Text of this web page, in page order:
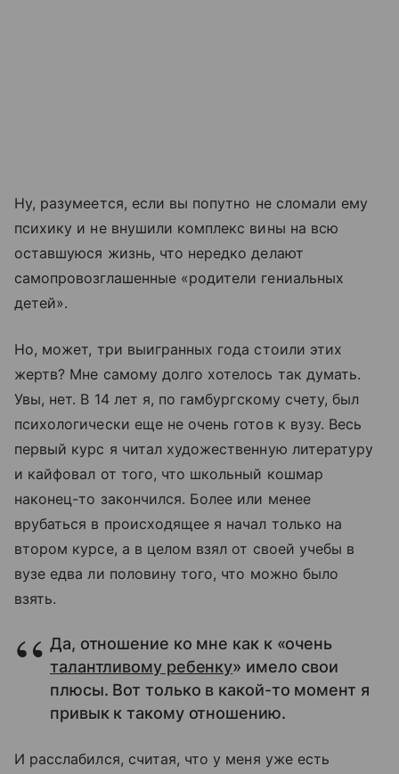
Ну, разумеется, если вы попутно не сломали ему
психику и не внушили комплекс вины на всю
оставшуюся жизнь, что нередко делают
самопровозглашенные «родители гениальных
детей».
Но, может, три выигранных года стоили этих
жертв? Мне самому долго хотелось так думать.
Увы, нет. В 14 лет я, по гамбургскому счету, был
психологически еще не очень готов к вузу. Весь
первый курс я читал художественную литературу
и кайфовал от того, что школьный кошмар
наконец-то закончился. Более или менее
врубаться в происходящее я начал только на
втором курсе, а в целом взял от своей учебы в
вузе едва ли половину того, что можно было
взять.
Да, отношение ко мне как к «очень
талантливому ребенку» имело свои
плюсы. Вот только в какой-то момент я
привык к такому отношению.
И расслабился, считая, что у меня уже есть